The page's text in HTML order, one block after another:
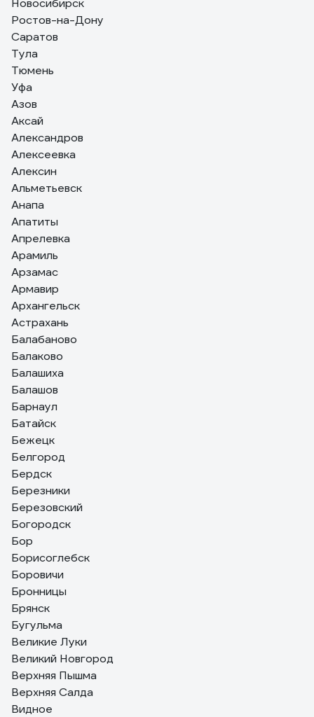
Новосибирск
Ростов-на-Дону
Саратов
Тула
Тюмень
Уфа
Азов
Аксай
Александров
Алексеевка
Алексин
Альметьевск
Анапа
Апатиты
Апрелевка
Арамиль
Арзамас
Армавир
Архангельск
Астрахань
Балабаново
Балаково
Балашиха
Балашов
Барнаул
Батайск
Бежецк
Белгород
Бердск
Березники
Березовский
Богородск
Бор
Борисоглебск
Боровичи
Бронницы
Брянск
Бугульма
Великие Луки
Великий Новгород
Верхняя Пышма
Верхняя Салда
Видное